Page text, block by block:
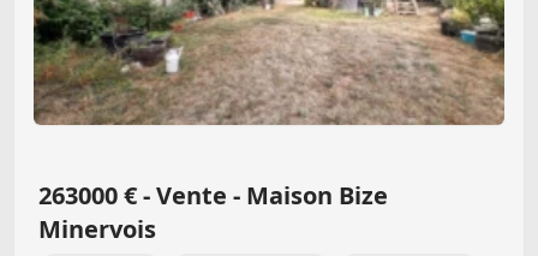
263000 € - Vente - Maison Bize
Minervois